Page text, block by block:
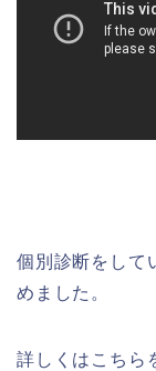
個別診断をして
めました。
詳しくはこちら